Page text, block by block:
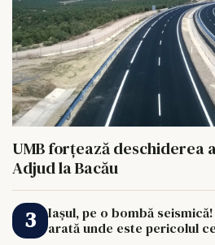
UMB forțează deschiderea
Adjud la Bacău
Iașul, pe o bombă
arată unde este pericolul